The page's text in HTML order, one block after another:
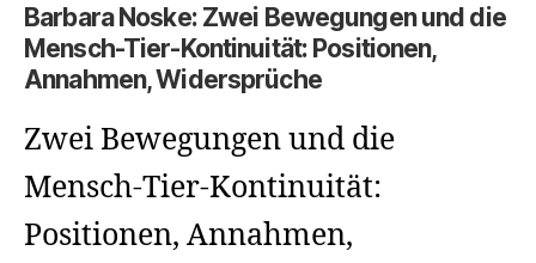
Barbara Noske: Zwei Bewegungen und die
Mensch-Tier-Kontinuität: Positionen,
Annahmen, Widersprüche
Zwei Bewegungen und die
Mensch-Tier-Kontinuität:
Positionen, Annahmen,